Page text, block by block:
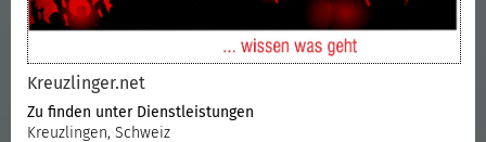
Kreuzlinger.net
Zu finden unter Dienstleistungen
Kreuzlingen, Schweiz